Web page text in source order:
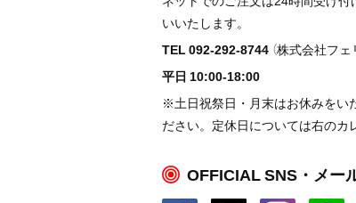
いいたします。
TEL 092-292-8744 （株式会社フ
平日 10:00-18:00
※土日祝祭日・月末はお休みをい
ださい。定休日については右のカ
OFFICIAL SNS・メー